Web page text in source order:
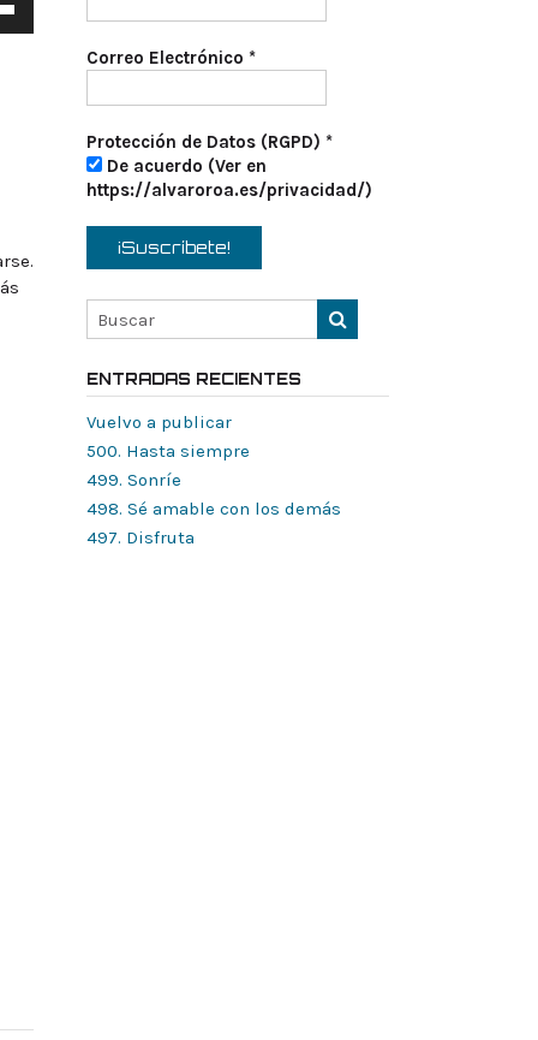
Correo Electrónico *
Protección de Datos (RGPD) *
De acuerdo (Ver en
https://alvaroroa.es/privacidad/)
ENTRADAS RECIENTES
Vuelvo a publicar
500. Hasta siempre
499. Sonríe
498. Sé amable con los demás
497. Disfruta